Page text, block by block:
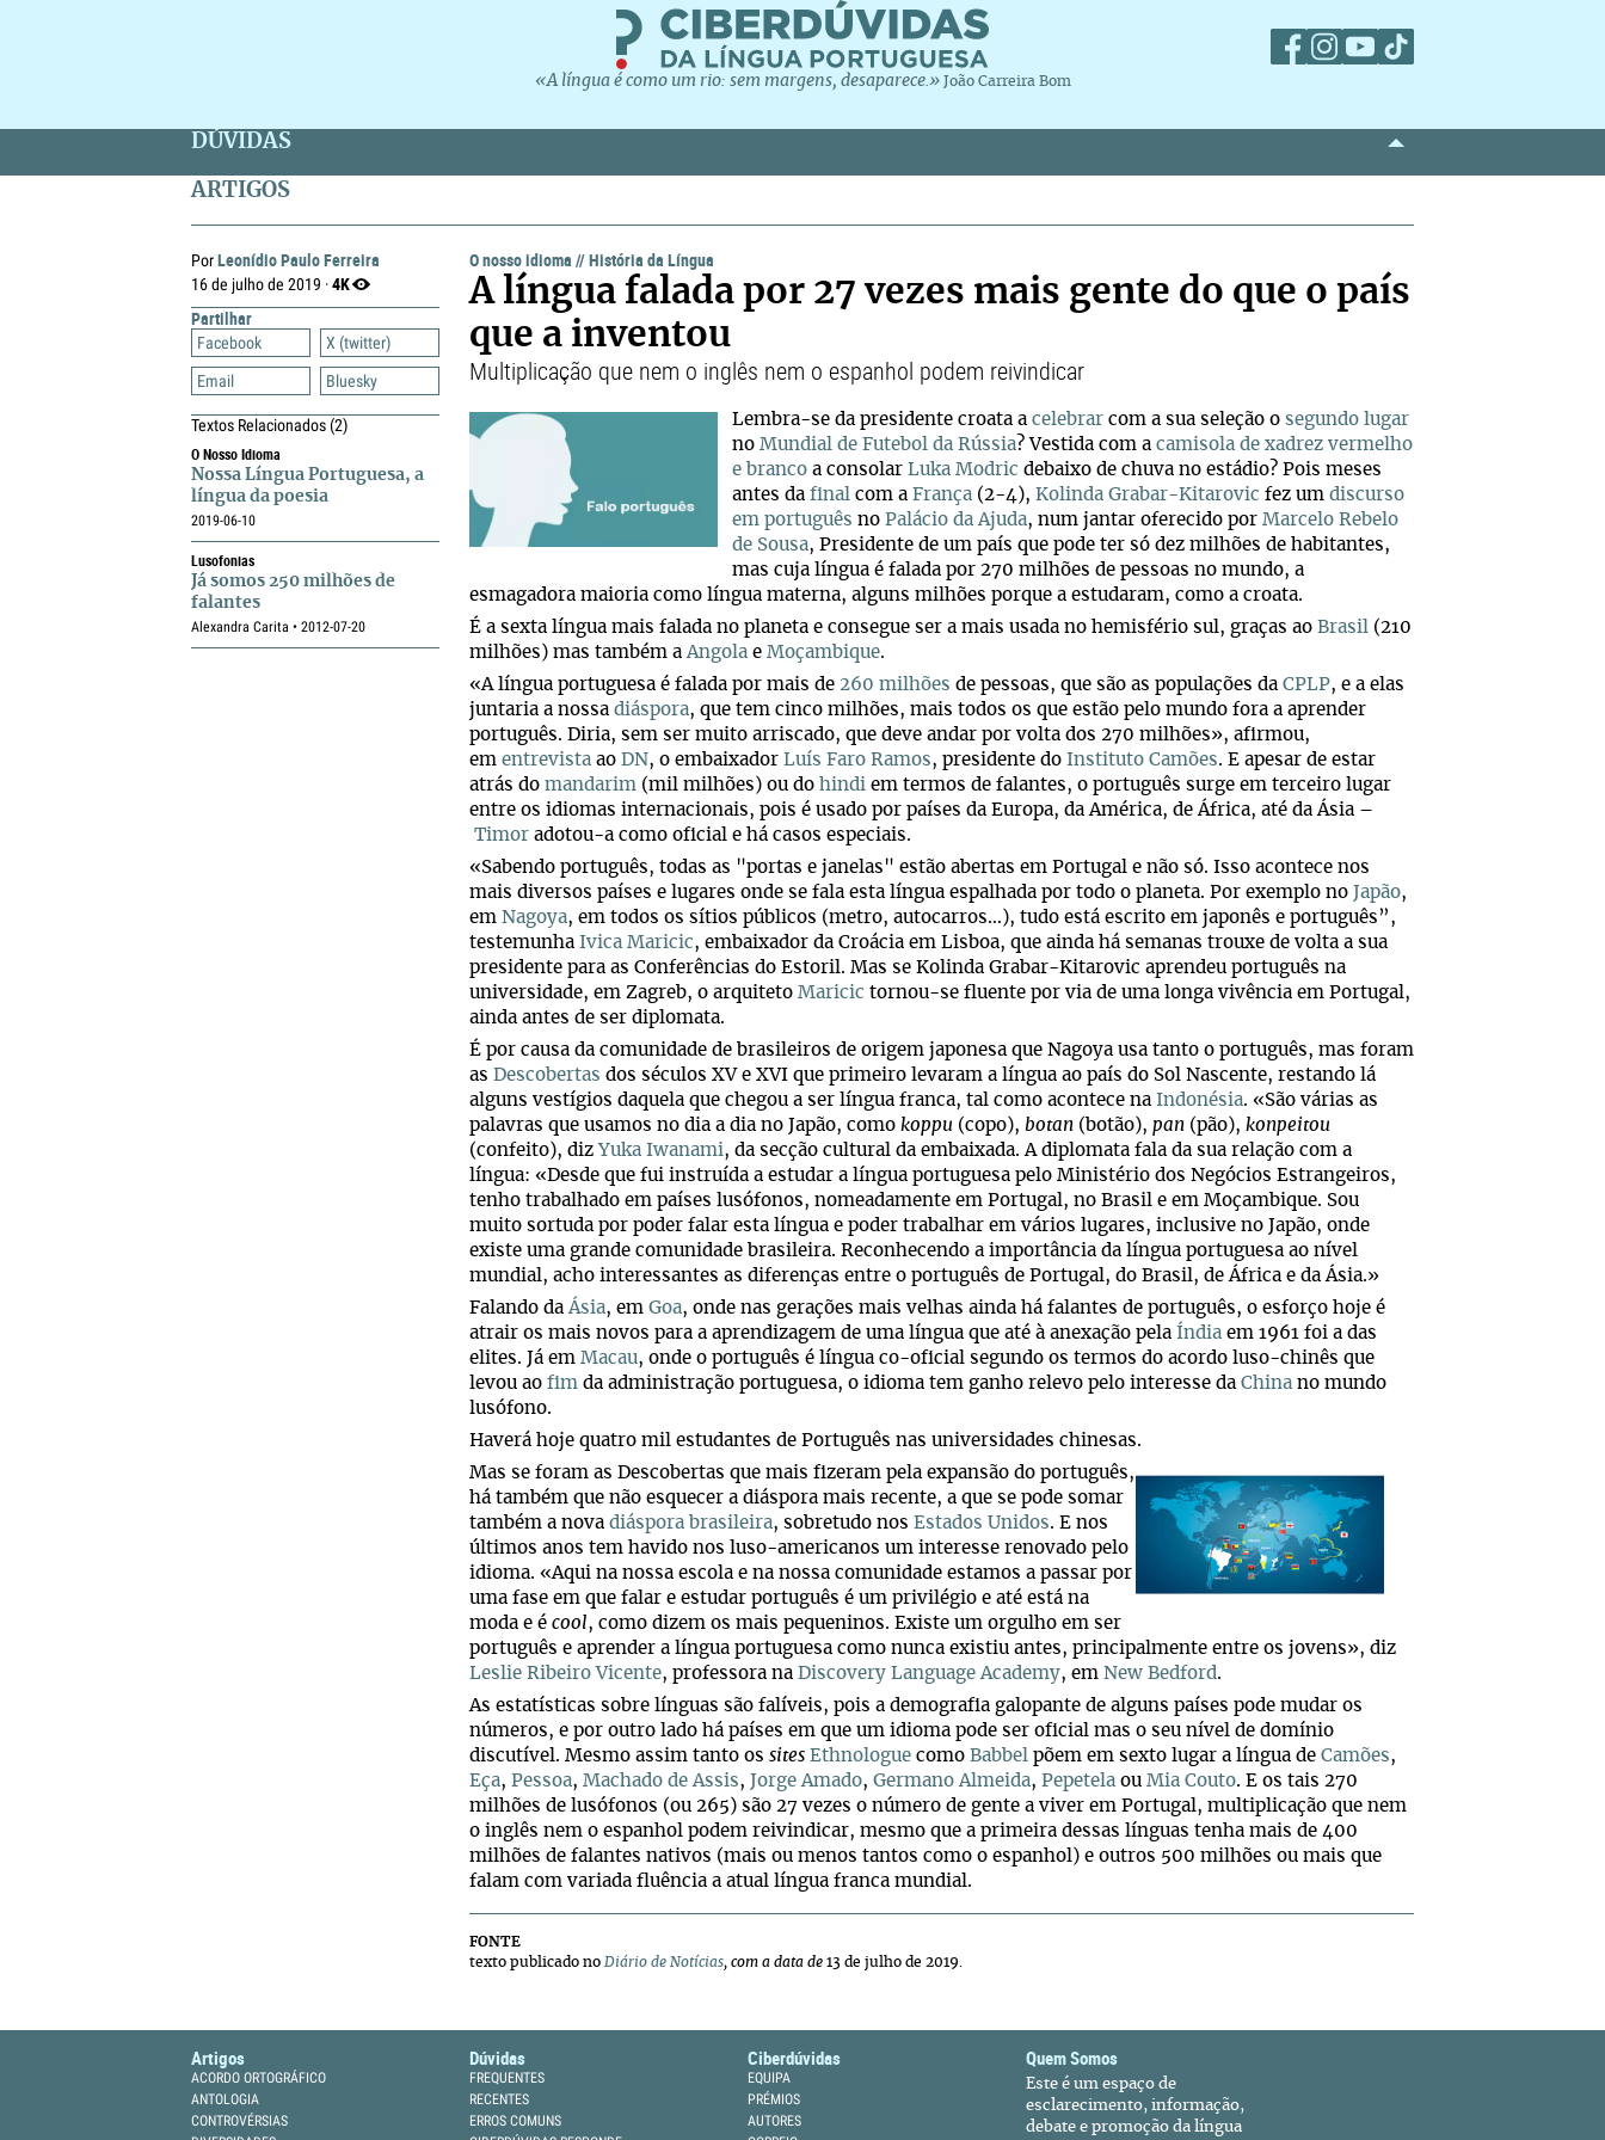
«A língua é como um rio: sem margens, desaparece.» João Carreira Bom
DÚVIDAS
ARTIGOS
PorLeonídio Paulo Ferreira
16 de julho de 2019 ·4K
Partilhar
Facebook
X (twitter)
Email
Bluesky
Textos Relacionados(2)
O Nosso Idioma
Nossa Língua Portuguesa, a
língua da poesia
2019-06-10
Lusofonias
Já somos 250 milhões de
falantes
Alexandra Carita • 2012-07-20
O nosso idioma //História da Língua
A língua falada por 27 vezes mais gente do que o país
que a inventou
Multiplicação que nem o inglês nem o espanhol podem reivindicar
Lembra-se da presidente croata a celebrar com a sua seleção o segundo lugar
no Mundial de Futebol da Rússia? Vestida com a camisola de xadrez vermelho
e branco a consolar Luka Modric debaixo de chuva no estádio? Pois meses
antes da final com a França (2-4), Kolinda Grabar-Kitarovic fez um discurso
em português no Palácio da Ajuda, num jantar oferecido por Marcelo Rebelo
de Sousa, Presidente de um país que pode ter só dez milhões de habitantes,
mas cuja língua é falada por 270 milhões de pessoas no mundo, a
esmagadora maioria como língua materna, alguns milhões porque a estudaram, como a croata.
É a sexta língua mais falada no planeta e consegue ser a mais usada no hemisfério sul, graças ao Brasil (210
milhões) mas também aAngola e Moçambique.
«A língua portuguesa é falada por mais de 260 milhões de pessoas, que são as populações da CPLP, e a elas
juntaria a nossa diáspora, que tem cinco milhões, mais todos os que estão pelo mundo fora a aprender
português. Diria, sem ser muito arriscado, que deve andar por volta dos 270 milhões», afirmou,
em entrevista ao DN , o embaixador Luís Faro Ramos, presidente do Instituto Camões. E apesar de estar
atrás do mandarim (mil milhões) ou do hindi em termos de falantes, o português surge em terceiro lugar
entre os idiomas internacionais, pois é usado por países da Europa, da América, de África, até da Ásia –
Timor adotou-a como oficial e há casos especiais.
«Sabendo português, todas as "portas e janelas" estão abertas em Portugal e não só. Isso acontece nos
mais diversos países e lugares onde se fala esta língua espalhada por todo o planeta. Por exemplo no Japão,
em Nagoya, em todos os sítios públicos (metro, autocarros…), tudo está escrito em japonês e português”,
testemunha Ivica Maricic, embaixador da Croácia em Lisboa, que ainda há semanas trouxe de volta a sua
presidente para as Conferências do Estoril. Mas se Kolinda Grabar-Kitarovic aprendeu português na
universidade, em Zagreb, o arquiteto Maricic tornou-se fluente por via de uma longa vivência em Portugal,
ainda antes de ser diplomata.
É por causa da comunidade de brasileiros de origem japonesa que Nagoya usa tanto o português, mas foram
as Descobertas dos séculos XV e XVI que primeiro levaram a língua ao país do Sol Nascente, restando lá
alguns vestígios daquela que chegou a ser língua franca, tal como acontece na Indonésia. «São várias as
palavras que usamos no dia a dia no Japão, como koppu (copo), botan (botão), pan (pão), konpeitou
(confeito), diz Yuka Iwanami, da secção cultural da embaixada. A diplomata fala da sua relação com a
língua: «Desde que fui instruída a estudar a língua portuguesa pelo Ministério dos Negócios Estrangeiros,
tenho trabalhado em países lusófonos, nomeadamente em Portugal, no Brasil e em Moçambique. Sou
muito sortuda por poder falar esta língua e poder trabalhar em vários lugares, inclusive no Japão, onde
existe uma grande comunidade brasileira. Reconhecendo a importância da língua portuguesa ao nível
mundial, acho interessantes as diferenças entre o português de Portugal, do Brasil, de África e da Ásia.»
Falando daÁsia, em Goa, onde nas gerações mais velhas ainda há falantes de português, o esforço hoje é
atrair os mais novos para a aprendizagem de uma língua que até à anexação pela Índia em 1961 foi a das
elites. Já em Macau, onde o português é língua co-oficial segundo os termos do acordo luso-chinês que
levou ao fim da administração portuguesa, o idioma tem ganho relevo pelo interesse da China no mundo
lusófono.
Haverá hoje quatro mil estudantes de Português nas universidades chinesas.
Mas se foram as Descobertas que mais fizeram pela expansão do português,
há também que não esquecer a diáspora mais recente, a que se pode somar
também a nova diáspora brasileira, sobretudo nos Estados Unidos. E nos
últimos anos tem havido nos luso-americanos um interesse renovado pelo
idioma. «Aqui na nossa escola e na nossa comunidade estamos a passar por
uma fase em que falar e estudar português é um privilégio e até está na
moda e é cool, como dizem os mais pequeninos. Existe um orgulho em ser
português e aprender a língua portuguesa como nunca existiu antes, principalmente entre os jovens», diz
Leslie Ribeiro Vicente, professora na Discovery Language Academy, em New Bedford.
As estatísticas sobre línguas são falíveis, pois a demografia galopante de alguns países pode mudar os
números, e por outro lado há países em que um idioma pode ser oficial mas o seu nível de domínio
discutível. Mesmo assim tanto os sites Ethnologue como Babbel põem em sexto lugar a língua de Camões,
Eça, Pessoa, Machado de Assis, Jorge Amado, Germano Almeida, Pepetela ou Mia Couto. E os tais 270
milhões de lusófonos (ou 265) são 27 vezes o número de gente a viver em Portugal, multiplicação que nem
o inglês nem o espanhol podem reivindicar, mesmo que a primeira dessas línguas tenha mais de 400
milhões de falantes nativos (mais ou menos tantos como o espanhol) e outros 500 milhões ou mais que
falam com variada fluência a atual língua franca mundial.
FONTE
texto publicado no Diário de Notícias, com a data de 13 de julho de 2019.
Artigos
ACORDO ORTOGRÁFICO
ANTOLOGIA
CONTROVÉRSIAS
Dúvidas
FREQUENTES
RECENTES
ERROS COMUNS
Ciberdúvidas
EQUIPA
PRÉMIOS
AUTORES
Quem Somos
Este é um espaço de
esclarecimento, informação,
debate e promoção da língua